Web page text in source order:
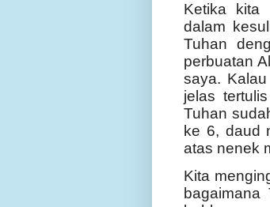
Ketika kita
dalam
Tuhan
perbuatan
saya.
jelas
Tuhan
ke 6, daud
atas nenek
Kita
bagaimana